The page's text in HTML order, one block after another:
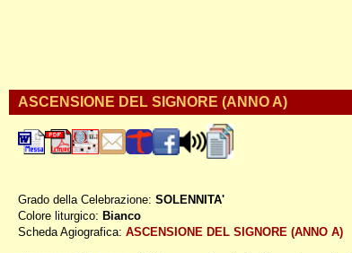
ASCENSIONE DEL SIGNORE (ANNO A)
Grado della Celebrazione: SOLENNITA'
Colore liturgico: Bianco
Scheda Agiografica: ASCENSIONE DEL SIGNORE (ANNO A)